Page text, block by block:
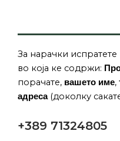
За нарачки
во која ке содржи:
порачате, вашето име,
адреса(доколку
+389 71324805